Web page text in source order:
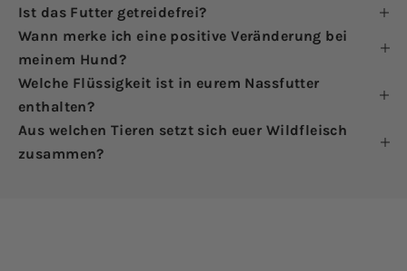
Ist das Futter getreidefrei?
Wann merke ich eine positive Veränderung bei
meinem Hund?
Welche Flüssigkeit ist in eurem Nassfutter
enthalten?
Aus welchen Tieren setzt sich euer Wildfleisch
zusammen?